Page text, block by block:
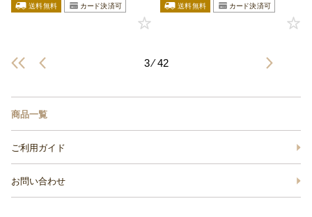
3 ⁄ 42
商品一覧
ご利用ガイド
お問い合わせ